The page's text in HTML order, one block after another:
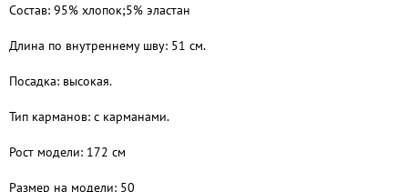
Состав: 95% хлопок;5% эластан
Длина по внутреннему шву: 51 см.
Посадка: высокая.
Тип карманов: с карманами.
Рост модели: 172 см
Размер на модели: 50